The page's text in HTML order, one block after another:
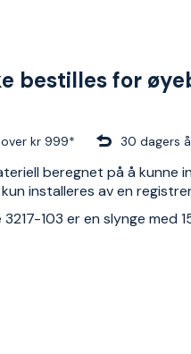
bestilles for
kr 999* 30 dagers
beregnet på å kunne
kun installeres av en
3217-103 er en slynge med